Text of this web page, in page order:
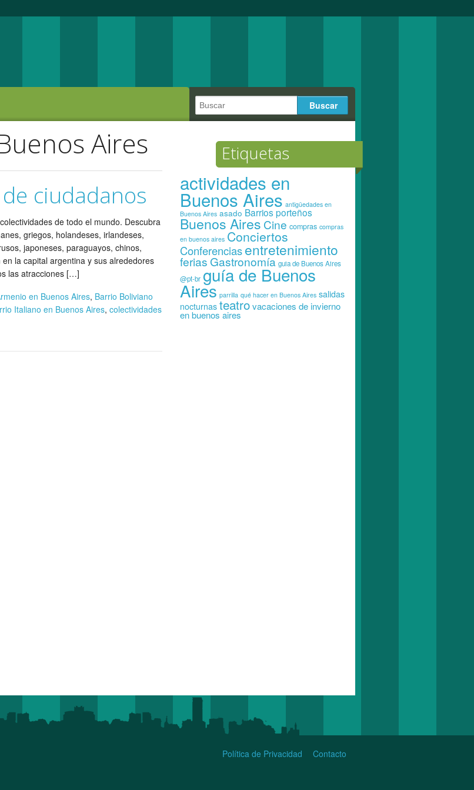
Aires
ciudadanos
de todo el mundo. Descubra
griegos, holandeses, irlandeses,
japoneses, paraguayos, chinos,
la capital argentina y sus alrededores
las atracciones […]
en Buenos Aires, Barrio Boliviano
Italiano en Buenos Aires, colectividades
Etiquetas
actividades en
Buenos Aires antigüedades en
Buenos Aires asado Barrios porteños
Buenos Aires Cine compras compras
en buenos aires Conciertos
Conferencias entretenimiento
ferias Gastronomía guia de Buenos Aires
@pt-br guía de Buenos
Aires parrilla qué hacer en Buenos Aires salidas
nocturnas teatro vacaciones de invierno
en buenos aires
Contacto
Política de Privacidad